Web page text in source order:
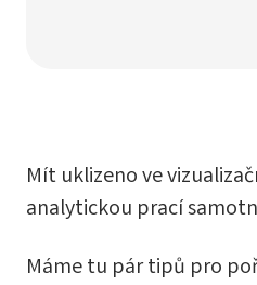
Mít uklizeno ve
analytickou prací
Máme tu pár tipů pro